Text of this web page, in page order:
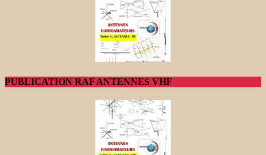
PUBLICATION RAF ANTENNES VHF